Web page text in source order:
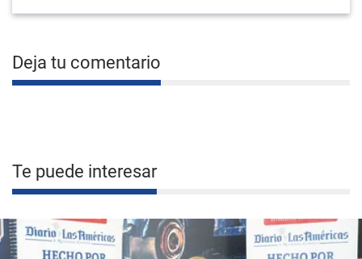
Deja tu comentario
Te puede interesar